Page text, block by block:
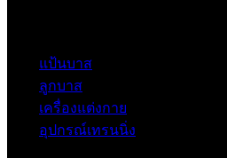
แป้นบาส
ลูกบาส
เครื่องแต่งกาย
อุปกรณ์เทรนนิ่ง